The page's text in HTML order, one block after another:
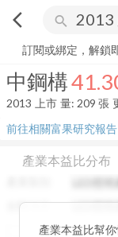
arrow_back_ios search
中鋼構 41.30 + 1.47%
訂閱或綁定，解鎖
中鋼構
2013
上市 量: 209 張
前往相關富果研究報告
產業本益比分布
分類項目
產業本益比幫